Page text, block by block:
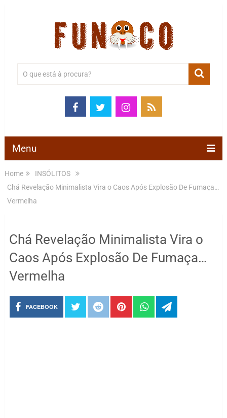
Menu
Home
INSÓLITOS
Chá Revelação Minimalista Vira o Caos Após Explosão De Fumaça…
Vermelha
Chá Revelação Minimalista Vira o
Caos Após Explosão De Fumaça…
Vermelha
FACEBOOK